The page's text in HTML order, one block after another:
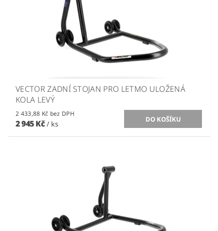
VECTOR ZADNÍ STOJAN PRO LETMO ULOŽENÁ
KOLA LEVÝ
2 433,88 Kč bez DPH
2 945 Kč / ks